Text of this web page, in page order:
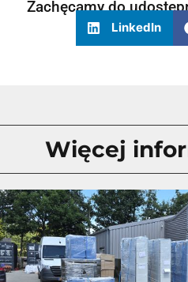
Zachęcamy do
LinkedIn
Więcej